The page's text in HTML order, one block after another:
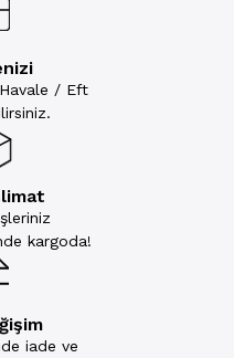
/ Eft
kargoda!
iade ve